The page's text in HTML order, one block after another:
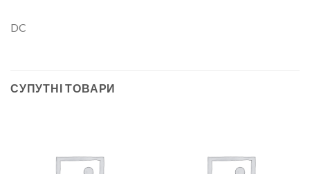
DC
СУПУТНІ ТОВАРИ